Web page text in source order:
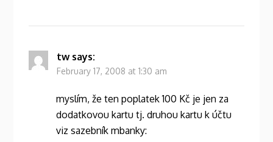
tw says:
February 17, 2008 at 1:30 am
myslím, že ten poplatek 100 Kč je jen za
dodatkovou kartu tj. druhou kartu k účtu
viz sazebník mbanky: